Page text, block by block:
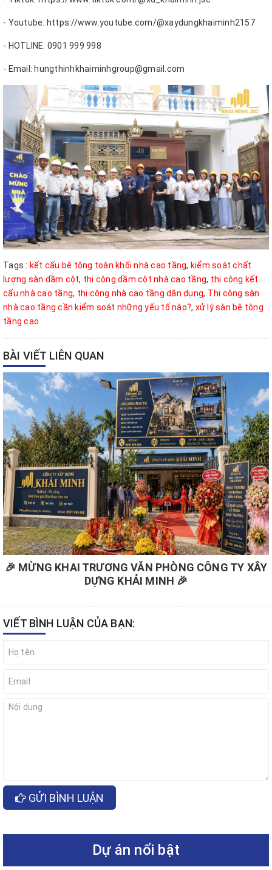
- Youtube: https://www.youtube.com/@xaydungkhaiminh2157
- HOTLINE: 0901 999 998
- Email: hungthinhkhaiminhgroup@gmail.com
Tags : kết cấu bê tông toàn khối nhà cao tầng, kiểm soát chất
lượng sàn dầm cột, thi công dầm cột nhà cao tầng, thi công kết
cấu nhà cao tầng, thi công nhà cao tầng dân dụng, Thi công sàn
nhà cao tầng cần kiểm soát những yếu tố nào?, xử lý sàn bê tông
tầng cao
BÀI VIẾT LIÊN QUAN
🎉 MỪNG KHAI TRƯƠNG VĂN PHÒNG CÔNG TY XÂY
DỰNG KHẢI MINH 🎉
VIẾT BÌNH LUẬN CỦA BẠN:
GỬI BÌNH LUẬN
Dự án nổi bật